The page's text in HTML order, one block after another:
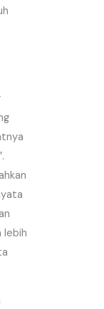
lebih